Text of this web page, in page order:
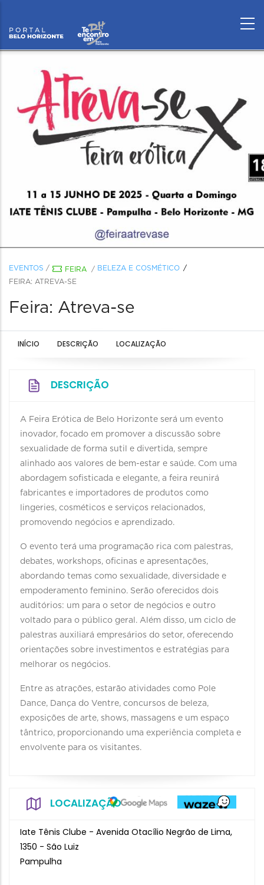
EVENTOS / FEIRA / BELEZA E COSMÉTICO
FEIRA: ATREVA-SE
Feira: Atreva-se
INÍCIO DESCRIÇÃO LOCALIZAÇÃO
DESCRIÇÃO
A Feira Erótica de Belo Horizonte será um evento
inovador, focado em promover a discussão sobre
sexualidade de forma sutil e divertida, sempre
alinhado aos valores de bem-estar e saúde. Com uma
abordagem sofisticada e elegante, a feira reunirá
fabricantes e importadores de produtos como
lingeries, cosméticos e serviços relacionados,
promovendo negócios e aprendizado.
O evento terá uma programação rica com palestras,
debates, workshops, oficinas e apresentações,
abordando temas como sexualidade, diversidade e
empoderamento feminino. Serão oferecidos dois
auditórios: um para o setor de negócios e outro
voltado para o público geral. Além disso, um ciclo de
palestras auxiliará empresários do setor, oferecendo
orientações sobre investimentos e estratégias para
melhorar os negócios.
Entre as atrações, estarão atividades como Pole
Dance, Dança do Ventre, concursos de beleza,
exposições de arte, shows, massagens e um espaço
tântrico, proporcionando uma experiência completa e
envolvente para os visitantes.
LOCALIZAÇÃO
Iate Tênis Clube - Avenida Otacílio Negrão de Lima,
1350 - São Luiz
Pampulha